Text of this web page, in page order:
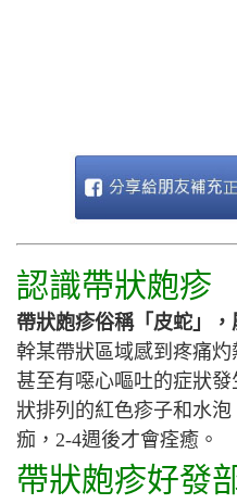
認識帶狀皰疹
帶狀皰疹俗稱「皮蛇」
幹某帶狀區域感到疼痛灼
甚至有噁心嘔吐的症狀
狀排列的紅色疹子和水泡
痂， 2-4週後才會痊癒。
帶狀皰疹好發